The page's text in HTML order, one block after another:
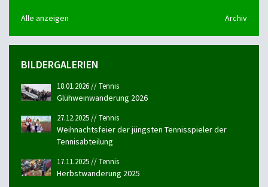
Alle anzeigen Archiv
BILDERGALERIEN
18.01.2026 // Tennis
Glühweinwanderung 2026
27.12.2025 // Tennis
Weihnachtsfeier der jüngsten Tennisspieler der
Tennisabteilung
17.11.2025 // Tennis
Herbstwanderung 2025